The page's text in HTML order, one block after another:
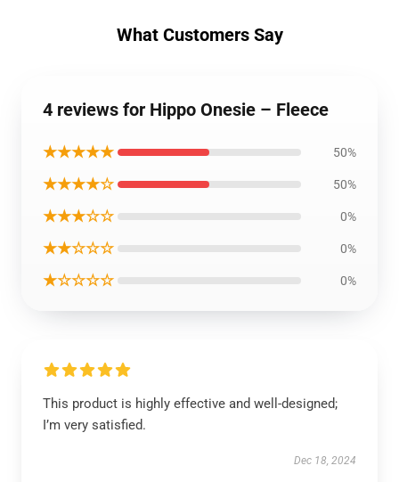
What Customers Say
4 reviews for Hippo Onesie – Fleece
★★★★★ 50%
★★★★☆ 50%
★★★☆☆ 0%
★★☆☆☆ 0%
★☆☆☆☆ 0%
This product is highly effective and well-designed;
I’m very satisfied.
Dec 18, 2024